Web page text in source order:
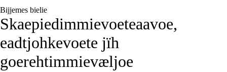
Bijjemes bielie
Skaepiedimmievoeteaavoe,
eadtjohkevoete jïh
goerehtimmievæljoe